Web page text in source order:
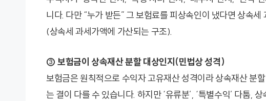
니다. 다만 “누가 받든” 그 보험료를 피상속인이 냈다면 상속
(상속세 과세가액에 가산되는 구조).
③ 보험금이 상속재산 분할 대상인지(민법상 성격)
보험금은 원칙적으로 수익자 고유재산 성격이라 상속재산 분
는 결이 다를 수 있습니다. 하지만 ‘유류분’, ‘특별수익’ 다툼,